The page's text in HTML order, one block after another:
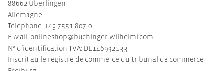
88662 Überlingen
Allemagne
Téléphone: +49 7551 807-0
E-Mail: onlineshop@buchinger-wilhelmi.com
N° d’identification TVA: DE146992133
Inscrit au le registre de commerce du tribunal de commerce